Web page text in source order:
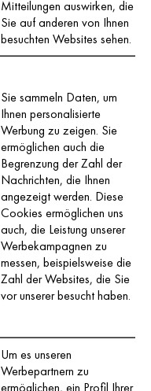
Mitteilungen auswirken, die
Sie auf anderen von Ihnen
besuchten Websites sehen.
Sie sammeln Daten, um
Ihnen personalisierte
Werbung zu zeigen. Sie
ermöglichen auch die
Begrenzung der Zahl der
Nachrichten, die Ihnen
angezeigt werden. Diese
Cookies ermöglichen uns
auch, die Leistung unserer
Werbekampagnen zu
messen, beispielsweise die
Zahl der Websites, die Sie
vor unserer besucht haben.
Um es unseren
Werbepartnern zu
ermöglichen, ein Profil Ihrer